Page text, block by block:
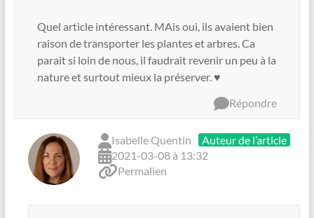
Quel article intéressant. MAis oui, ils avaient bien
raison de transporter les plantes et arbres. Ca
parait si loin de nous, il faudrait revenir un peu à la
nature et surtout mieux la préserver. ♥️
Répondre
Isabelle Quentin
Auteur de l’article
2021-03-08 à 13:32
Permalien